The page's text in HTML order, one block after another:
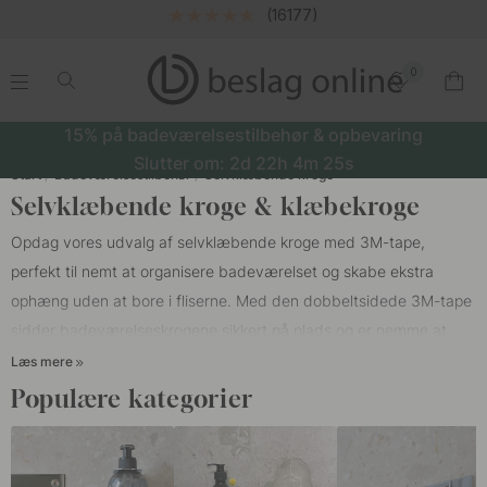
(16177)
.
0
.
15% på badeværelsestilbehør & opbevaring
Slutter om: 2d 22h 4m 24s
Start Badeværelsestilbehør Selvklæbende kroge
Selvklæbende kroge & klæbekroge
Opdag vores udvalg af selvklæbende kroge med 3M-tape,
perfekt til nemt at organisere badeværelset og skabe ekstra
ophæng uden at bore i fliserne. Med den dobbeltsidede 3M-tape
montere på glatte overflader. Dette giver dig mulighed for nemt at
forny din badeværelsesindretning ved at tilføje nye
badeværelsestilbehør
Vi har et bredt udvalg af enkeltkroge, dobbeltkroge og kroglister
Læs mere
Populære kategorier